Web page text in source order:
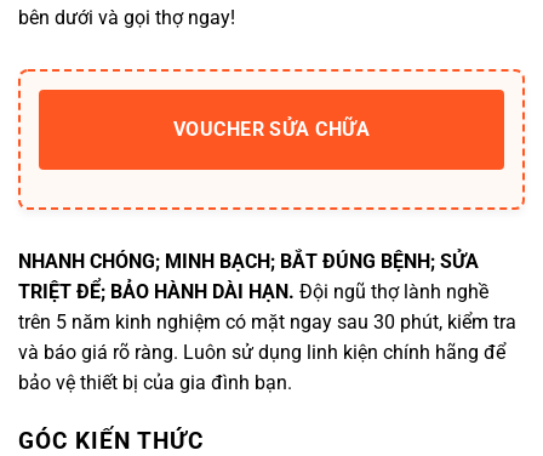
bên dưới và gọi thợ ngay!
VOUCHER SỬA CHỮA
NHANH CHÓNG; MINH BẠCH; BẮT ĐÚNG BỆNH; SỬA
TRIỆT ĐỂ; BẢO HÀNH DÀI HẠN. Đội ngũ thợ lành nghề
trên 5 năm kinh nghiệm có mặt ngay sau 30 phút, kiểm tra
và báo giá rõ ràng. Luôn sử dụng linh kiện chính hãng để
bảo vệ thiết bị của gia đình bạn.
GÓC KIẾN THỨC